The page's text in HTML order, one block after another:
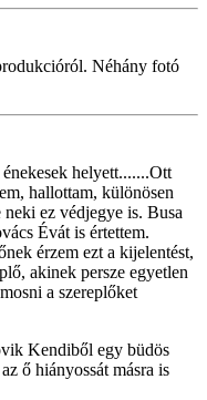
Néhány fotó
helyett.......Ott
hallottam, különösen
ez védjegye is. Busa
Évát is értettem.
érzem ezt a kijelentést,
akinek persze egyetlen
a szereplőket
Kendiből egy büdös
ő hiányossát másra is